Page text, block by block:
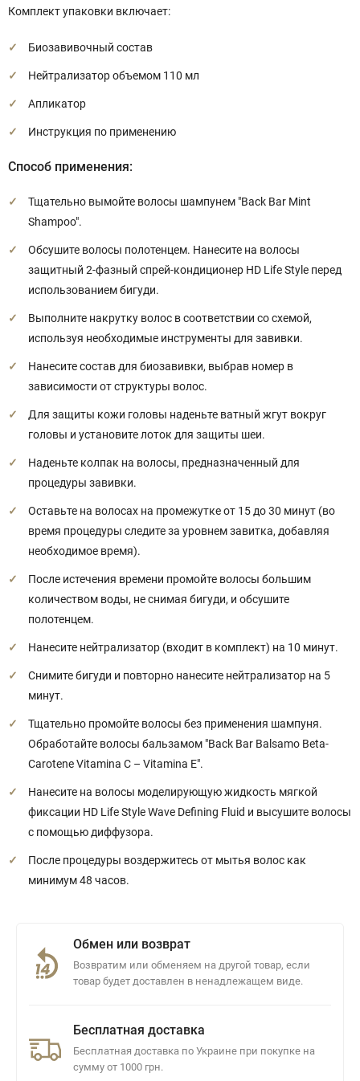
Комплект упаковки включает:
Биозавивочный состав
Нейтрализатор объемом 110 мл
Апликатор
Инструкция по применению
Способ применения:
Тщательно вымойте волосы шампунем "Back Bar Mint
Shampoo".
Обсушите волосы полотенцем. Нанесите на волосы
защитный 2-фазный спрей-кондиционер HD Life Style перед
использованием бигуди.
Выполните накрутку волос в соответствии со схемой,
используя необходимые инструменты для завивки.
Нанесите состав для биозавивки, выбрав номер в
зависимости от структуры волос.
Для защиты кожи головы наденьте ватный жгут вокруг
головы и установите лоток для защиты шеи.
Наденьте колпак на волосы, предназначенный для
процедуры завивки.
Оставьте на волосах на промежутке от 15 до 30 минут (во
время процедуры следите за уровнем завитка, добавляя
необходимое время).
После истечения времени промойте волосы большим
количеством воды, не снимая бигуди, и обсушите
полотенцем.
Нанесите нейтрализатор (входит в комплект) на 10 минут.
Снимите бигуди и повторно нанесите нейтрализатор на 5
минут.
Тщательно промойте волосы без применения шампуня.
Обработайте волосы бальзамом "Back Bar Balsamo Beta-
Carotene Vitamina C – Vitamina E".
Нанесите на волосы моделирующую жидкость мягкой
фиксации HD Life Style Wave Defining Fluid и высушите волосы
с помощью диффузора.
После процедуры воздержитесь от мытья волос как
минимум 48 часов.
Обмен или возврат
Возвратим или обменяем на другой товар, если
товар будет доставлен в ненадлежащем виде.
Бесплатная доставка
Бесплатная доставка по Украине при покупке на
сумму от 1000 грн.